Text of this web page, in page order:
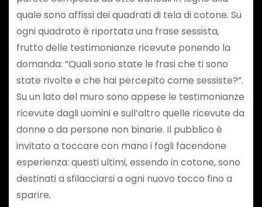
quale sono affissi dei quadrati di tela di cotone. Su
ogni quadrato è riportata una frase sessista,
frutto delle testimonianze ricevute ponendo la
domanda: “Quali sono state le frasi che ti sono
state rivolte e che hai percepito come sessiste?”.
Su un lato del muro sono appese le testimonianze
ricevute dagli uomini e sull’altro quelle ricevute da
donne o da persone non binarie. Il pubblico è
invitato a toccare con mano i fogli facendone
esperienza: questi ultimi, essendo in cotone, sono
destinati a sfilacciarsi a ogni nuovo tocco fino a
sparire.